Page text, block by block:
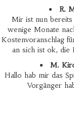
R.
Mir ist nun
wenige Monate
Kostenvoranschlag
an sich ist ok, die
M.
Hallo hab mir das
Vorgänger